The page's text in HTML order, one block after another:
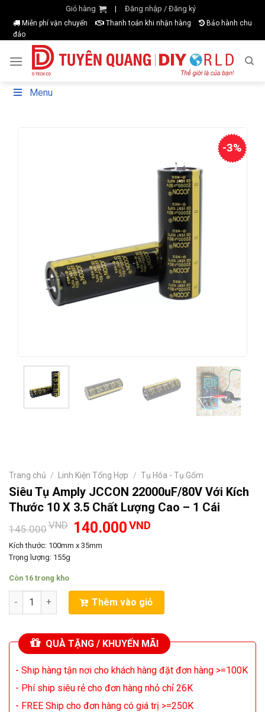
content
Giỏ hàng | Đăng nhập / Đăng ký
Miễn phí vận chuyển Thanh toán khi nhận hàng
Bảo hành chu
đáo
Menu
-3%
Trang chủ / Linh Kiện Tổng Hợp / Tụ Hóa - Tụ Gốm
Siêu Tụ Amply JCCON 22000uF/80V Với Kích
Thước 10 X 3.5 Chất Lượng Cao – 1 Cái
145.000VND Giá
gốc
là:
140.000VND
Kích thước: 100mm x 35mm
Trọng lượng: 155g
Còn 16 trong kho
Siêu Tụ Amply JCCON 22000uF/80V Với Kích Thước 10 X 3.5
Thêm vào giỏ
QUÀ TẶNG / KHUYẾN MÃI
- Ship hàng tận nơi cho khách hàng đặt đơn hàng >=100K
- Phí ship siêu rẻ cho đơn hàng nhỏ chỉ 26K
- FREE Ship cho đơn hàng có giá trị >=250K